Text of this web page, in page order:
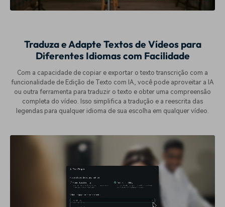
Traduza e Adapte Textos de Vídeos para
Diferentes Idiomas com Facilidade
Com a capacidade de copiar e exportar o texto transcrição com a
funcionalidade de Edição de Texto com IA, você pode aproveitar a IA
ou outra ferramenta para traduzir o texto e obter uma compreensão
completa do vídeo. Isso simplifica a tradução e a reescrita das
legendas para qualquer idioma de sua escolha em qualquer vídeo.